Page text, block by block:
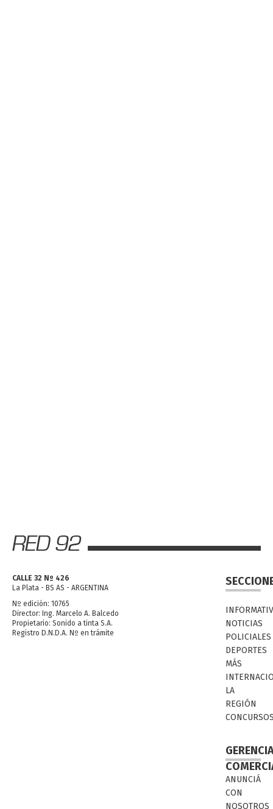
CALLE 32 Nº 426
La Plata - BS AS - ARGENTINA
Nº edición: 10765
Director: Ing. Marcelo A. Balcedo
Propietario: Sonido a tinta S.A.
Registro D.N.D.A. Nº en trámite
NOTICIAS
POLICIALES
DEPORTES
MÁS
LA
REGIÓN
ANUNCIÁ
CON
NOSOTROS